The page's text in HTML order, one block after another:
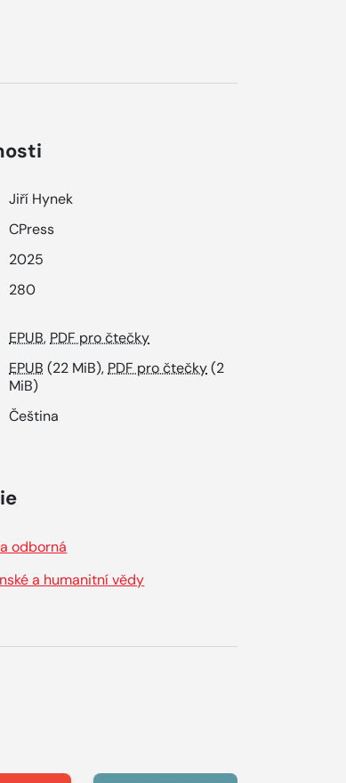
Jiří Hynek
CPress
2025
280
EPUB, PDF pro čtečky
EPUB (22 MiB), PDF pro čtečky(2
MiB)
Čeština
odborná
a humanitní vědy